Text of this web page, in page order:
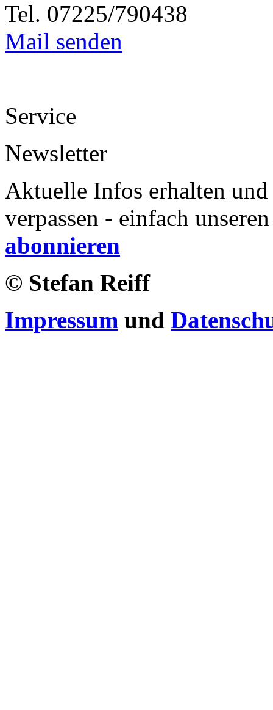
Tel. 07225/790438
Mail senden
Service
Newsletter
Aktuelle Infos erhalten
verpassen - einfach
abonnieren
© Stefan Reiff
Impressum und